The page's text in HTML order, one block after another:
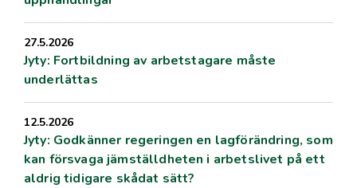
27.5.2026
Jyty: Fortbildning av arbetstagare måste
underlättas
12.5.2026
Jyty: Godkänner regeringen en lagförändring, som
kan försvaga jämställdheten i arbetslivet på ett
aldrig tidigare skådat sätt?